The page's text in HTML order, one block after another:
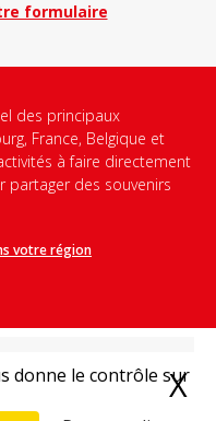
donne le contrôle sur
X
formulaire
des principaux
France, Belgique et
à faire directement
partager des souvenirs
votre région
de confidentialité-